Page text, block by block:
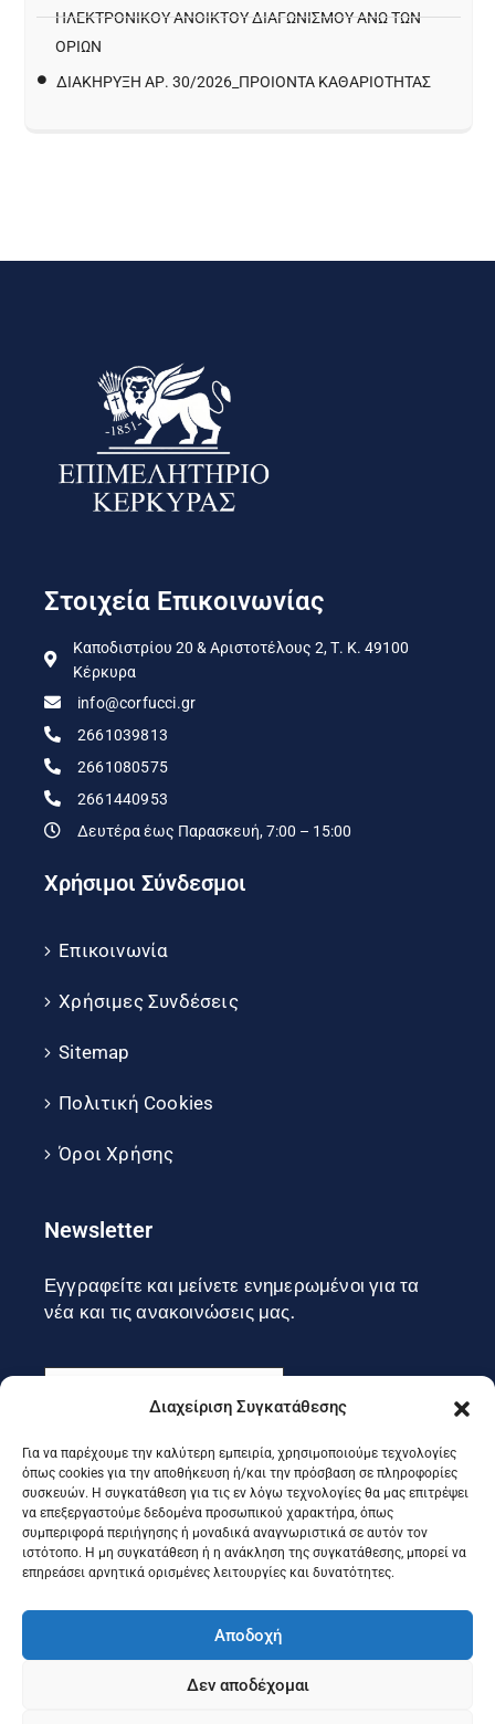
Διαχείριση Συγκατάθεσης
Για να παρέχουμε την καλύτερη εμπειρία, χρησιμοποιούμε τεχνολογίες
όπως cookies για την αποθήκευση ή/και την πρόσβαση σε πληροφορίες
συσκευών. Η συγκατάθεση για τις εν λόγω τεχνολογίες θα μας επιτρέψει
να επεξεργαστούμε δεδομένα προσωπικού χαρακτήρα, όπως
συμπεριφορά περιήγησης ή μοναδικά αναγνωριστικά σε αυτόν τον
ιστότοπο. Η μη συγκατάθεση ή η ανάκληση της συγκατάθεσης, μπορεί να
επηρεάσει αρνητικά ορισμένες λειτουργίες και δυνατότητες.
Αποδοχή
Δεν αποδέχομαι
ΗΛΕΚΤΡΟΝΙΚΟΥ ΑΝΟΙΚΤΟΥ ΔΙΑΓΩΝΙΣΜΟΥ ΑΝΩ ΤΩΝ
ΟΡΙΩΝ
ΔΙΑΚΉΡΥΞΗ ΑΡ. 30/2026_ΠΡΟΙΌΝΤΑ ΚΑΘΑΡΙΌΤΗΤΑΣ
Στοιχεία Επικοινωνίας
Καποδιστρίου 20 & Αριστοτέλους 2, Τ. Κ. 49100
Κέρκυρα
info@corfucci.gr
2661039813
2661080575
2661440953
Δευτέρα έως Παρασκευή, 7:00 – 15:00
Χρήσιμοι Σύνδεσμοι
Επικοινωνία
Χρήσιμες Συνδέσεις
Sitemap
Πολιτική Cookies
Όροι Χρήσης
Newsletter
Εγγραφείτε και μείνετε ενημερωμένοι για τα
νέα και τις ανακοινώσεις μας.
Εγγραφή
Ακολουθήστε μας στα social